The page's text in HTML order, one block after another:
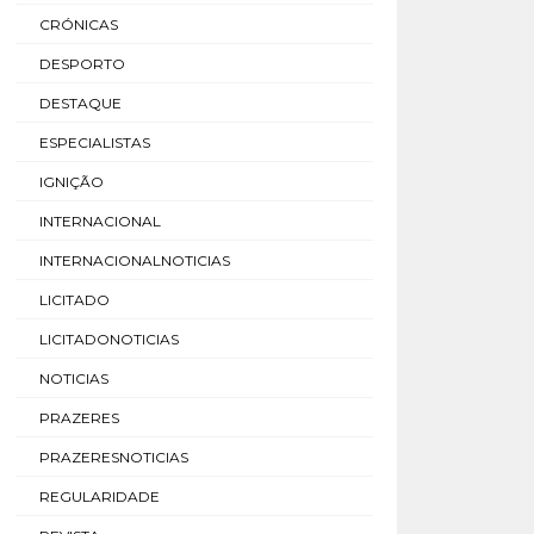
CRÓNICAS
DESPORTO
DESTAQUE
ESPECIALISTAS
IGNIÇÃO
INTERNACIONAL
INTERNACIONALNOTICIAS
LICITADO
LICITADONOTICIAS
NOTICIAS
PRAZERES
PRAZERESNOTICIAS
REGULARIDADE